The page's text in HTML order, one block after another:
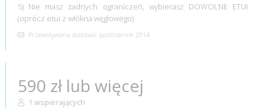
5) Nie masz żadnych ograniczeń, wybierasz DOWOLNE ETUI
(oprócz etui z włókna węglowego)
Przewidywana dostawa: październik 2014
590 zł lub więcej
1 wspierających